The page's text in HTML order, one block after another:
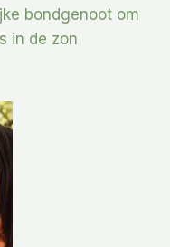
bondgenoot om
in de zon